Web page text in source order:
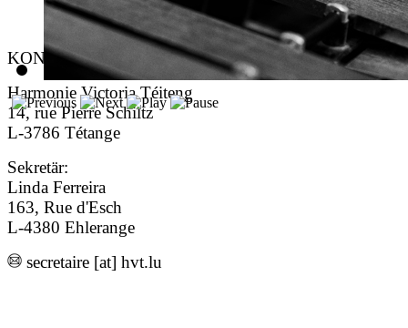
KONTAKT
Harmonie Victoria Téiteng
14, rue Pierre Schiltz
L-3786 Tétange
Sekretär:
Linda Ferreira
163, Rue d'Esch
L-4380 Ehlerange
secretaire [at] hvt.lu